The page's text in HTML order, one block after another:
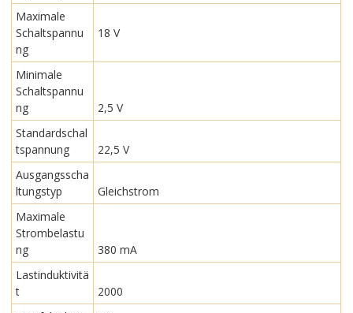
Maximale
Schaltspannu
ng
18 V
Minimale
Schaltspannu
ng
2,5 V
Standardschal
tspannung
22,5 V
Ausgangsscha
ltungstyp
Gleichstrom
Maximale
Strombelastu
ng
380 mA
Lastinduktivitä
t
2000